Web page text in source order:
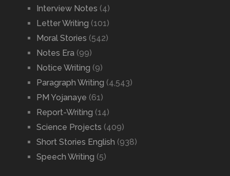
Interview Notes (4)
Letter Writing (101)
Moral Stories (542)
Notes Era (99)
Notice Writing (9)
Paragraph Writing (4,543)
PM Yojanaye (61)
Report-Writing (14)
Science Projects (409)
Short Stories English (938)
Speech Writing (5)